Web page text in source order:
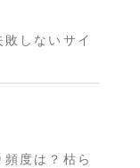
しないサイ
度は？枯ら